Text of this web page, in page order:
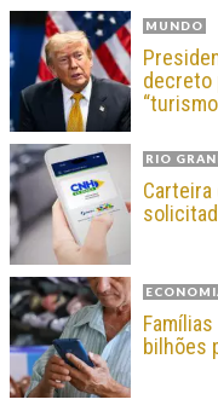
MUNDO
decreto
RIO
bilhões